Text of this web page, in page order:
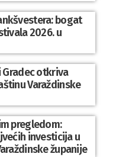
bogat
2026. u
Gradec otkriva
Varaždinske
pregledom:
investicija u
županije